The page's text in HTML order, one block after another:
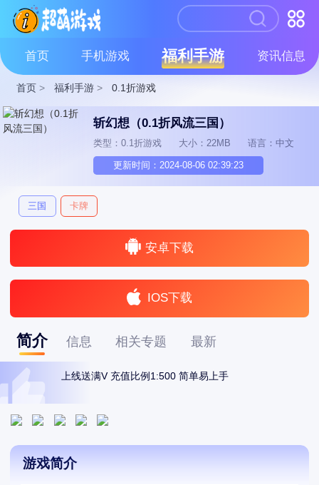
首页 手机游戏 福利手游 资讯信息
首页 > 福利手游 > 0.1折游戏
斩幻想（0.1折风流三国）
类型：0.1折游戏 大小：22MB 语言：中文
更新时间：2024-08-06 02:39:23
三国 卡牌
安卓下载
IOS下载
简介 信息 相关专题 最新
上线送满V 充值比例1:500 简单易上手
游戏简介